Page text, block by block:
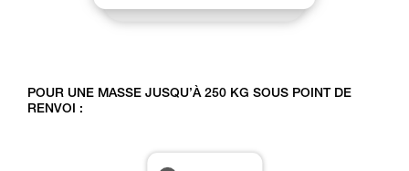
POUR UNE MASSE JUSQU’À 250 KG SOUS POINT DE
RENVOI :